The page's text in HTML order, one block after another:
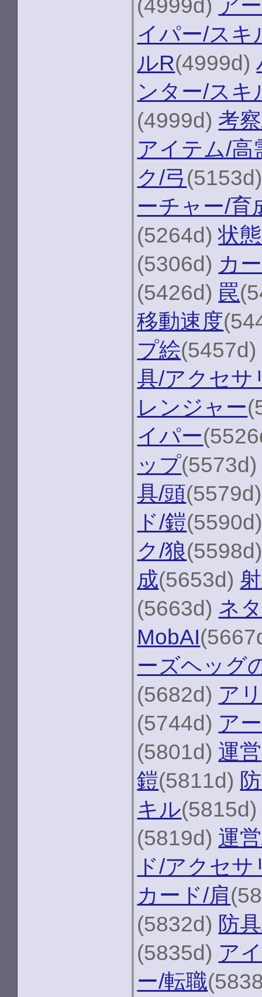
(4999d) ア
イパー/スキ
ルR(4999d)
ンター/スキ
(4999d) 考
アイテム/高
ク/弓
ーチャー/育
(5264d)状
(5306d) カ
(5426d) 罠
移動速度
プ絵(5457d)
具/アクセサ
レンジャー
イパー
ップ
具/頭
ド/鎧
ク/狼
成(5653d)
(5663d) ネ
MobAI
ーズヘッグ
(5682d) ア
(5744d) ア
(5801d) 運営
鎧(5811d)
キル
(5819d) 運
ド/アクセサ
カード/肩
(5832d) 防
(5835d) ア
ー/転職